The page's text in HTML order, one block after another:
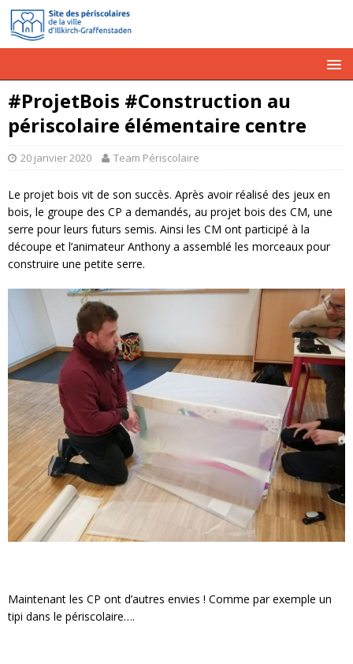
#ProjetBois #Construction au
périscolaire élémentaire centre
20 janvier 2020 Team Périscolaire
Le projet bois vit de son succès. Après avoir réalisé des jeux en
bois, le groupe des CP a demandés, au projet bois des CM, une
serre pour leurs futurs semis. Ainsi les CM ont participé à la
découpe et l’animateur Anthony a assemblé les morceaux pour
construire une petite serre.
Maintenant les CP ont d’autres envies ! Comme par exemple un
tipi dans le périscolaire….